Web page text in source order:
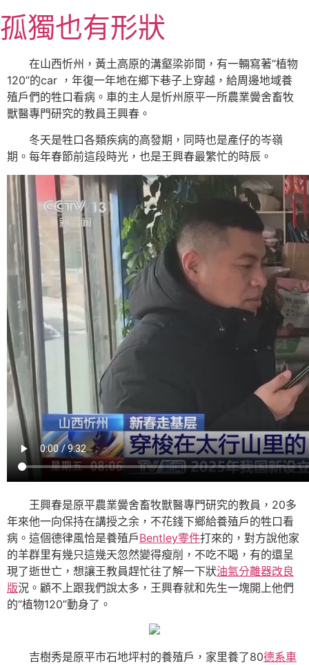
至
主
內
容
孤獨也有形狀
在山西忻州，黃土高原的溝壑梁峁間，有一輛寫著“植物
120”的car ，年復一年地在鄉下巷子上穿越，給周邊地域養
殖戶們的牲口看病。車的主人是忻州原平一所農業黌舍畜牧
獸醫專門研究的教員王興春。
冬天是牲口各類疾病的高發期，同時也是產仔的岑嶺
期。每年春節前這段時光，也是王興春最繁忙的時辰。
王興春是原平農業黌舍畜牧獸醫專門研究的教員，20多
年來他一向保持在講授之余，不花錢下鄉給養殖戶的牲口看
病。這個德律風恰是養殖戶Bentley零件打來的，對方說他家
的羊群里有幾只這幾天忽然變得瘦削，不吃不喝，有的還呈
現了逝世亡，想讓王教員趕忙往了解一下狀油氣分離器改良
版況。顧不上跟我們說太多，王興春就和先生一塊開上他們
的“植物120”動身了。
吉樹秀是原平市石地坪村的養殖戶，家里養了80德系車